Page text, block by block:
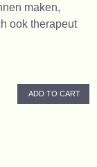
maken,
ook therapeut
ADD TO CART